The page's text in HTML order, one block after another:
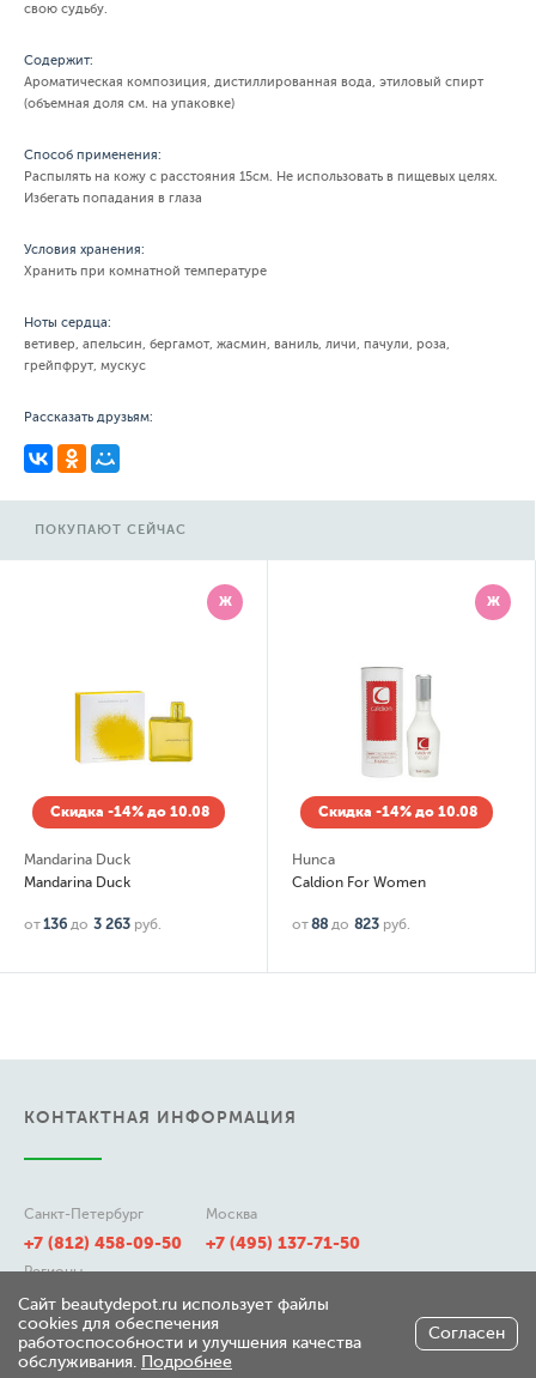
свою судьбу.
Содержит:
Ароматическая композиция, дистиллированная вода, этиловый спирт
(объемная доля см. на упаковке)
Способ применения:
Распылять на кожу с расстояния 15см. Не использовать в пищевых целях.
Избегать попадания в глаза
Условия хранения:
Хранить при комнатной температуре
Ноты сердца:
ветивер, апельсин, бергамот, жасмин, ваниль, личи, пачули, роза,
грейпфрут, мускус
Рассказать друзьям:
ПОКУПАЮТ СЕЙЧАС
Ж
Скидка -14% до 10.08
Mandarina Duck
Mandarina Duck
от136 до 3 263 руб.
Ж
Скидка -14% до 10.08
Hunca
Caldion For Women
от88 до 823 руб.
КОНТАКТНАЯ ИНФОРМАЦИЯ
Санкт-Петербург
+7 (812) 458-09-50
Москва
+7 (495) 137-71-50
Регионы
8 (800) 511-21-50
197348, г. Санкт-Петербург,
Сайт beautydepot.ru использует файлы
cookies для обеспечения
работоспособности и улучшения качества
обслуживания. Подробнее
Согласен